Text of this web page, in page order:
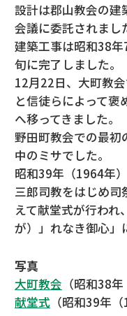
設計は郡山教会の建
会議に委託されまし
建築工事は昭和38
旬に完了しました。
12月22日、大町教
と信徒らによって
へ移ってきました。
野田町教会での最初
中のミサでした。
昭和39年（1964年
三郎司教をはじめ
えて献堂式が行われ
が）」れなき御心」
写真
大町教会 （昭和38
献堂式 （昭和39年